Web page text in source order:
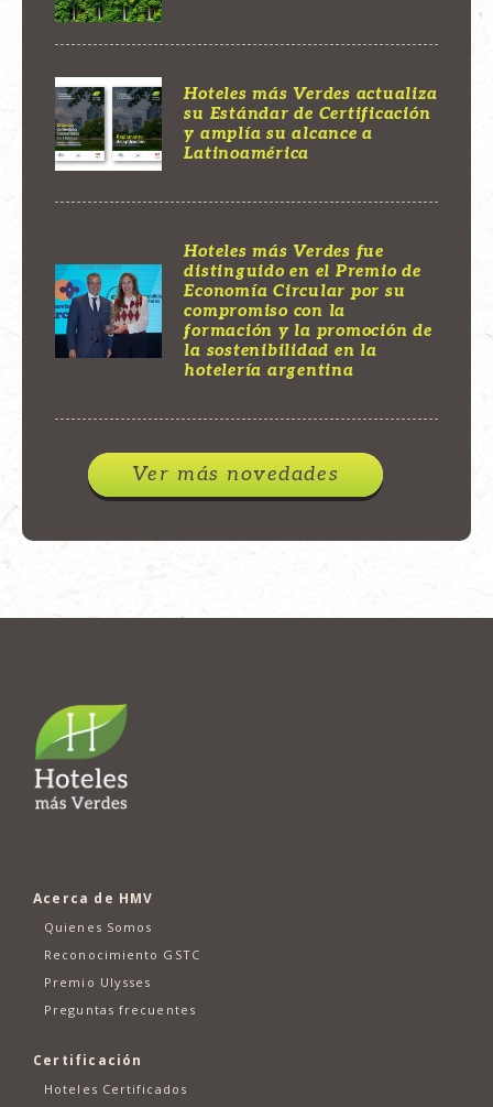
Hoteles más Verdes actualiza
su Estándar de Certificación
y amplía su alcance a
Latinoamérica
Hoteles más Verdes fue
distinguido en el Premio de
Economía Circular por su
compromiso con la
formación y la promoción de
la sostenibilidad en la
hotelería argentina
Ver más novedades
Acerca de HMV
Quienes Somos
Reconocimiento GSTC
Premio Ulysses
Preguntas frecuentes
Certificación
Hoteles Certificados